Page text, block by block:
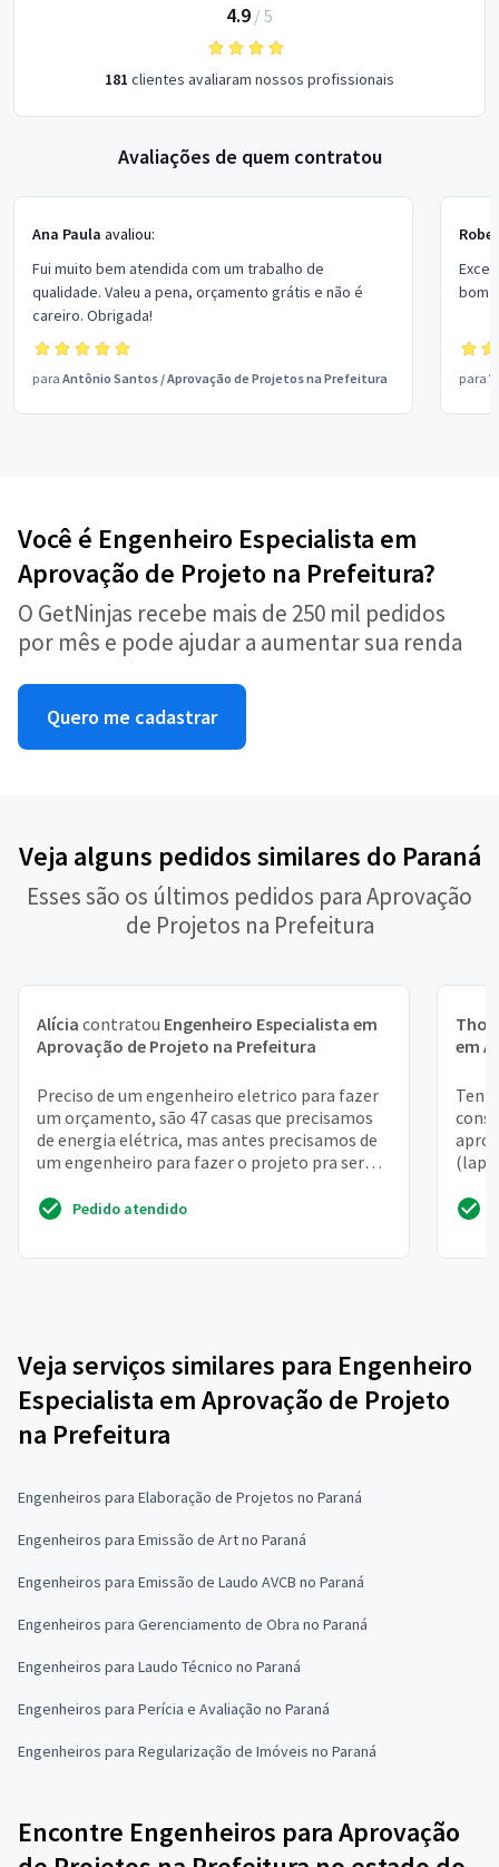
4.9 / 5
181 clientes avaliaram nossos profissionais
Avaliações de quem contratou
Ana Paula avaliou:
Fui muito bem atendida com um trabalho de
qualidade. Valeu a pena, orçamento grátis e não é
careiro. Obrigada!
para Antônio Santos /Aprovação de Projetos na Prefeitura
bom
para
Você é Engenheiro Especialista em
Aprovação de Projeto na Prefeitura?
O GetNinjas recebe mais de 250 mil pedidos
por mês e pode ajudar a aumentar sua renda
Quero me cadastrar
Veja alguns pedidos similares do Paraná
Esses são os últimos pedidos para Aprovação
de Projetos na Prefeitura
Alícia contratou Engenheiro Especialista em
Aprovação de Projeto na Prefeitura
Preciso de um engenheiro eletrico para fazer
um orçamento, são 47 casas que precisamos
de energia elétrica, mas antes precisamos de
um engenheiro para fazer o projeto pra ser
Pedido atendido
em
Veja serviços similares para Engenheiro
Especialista em Aprovação de Projeto
na Prefeitura
Engenheiros para Elaboração de Projetos no Paraná
Engenheiros para Emissão de Art no Paraná
Engenheiros para Emissão de Laudo AVCB no Paraná
Engenheiros para Gerenciamento de Obra no Paraná
Engenheiros para Laudo Técnico no Paraná
Engenheiros para Perícia e Avaliação no Paraná
Engenheiros para Regularização de Imóveis no Paraná
Encontre Engenheiros para Aprovação